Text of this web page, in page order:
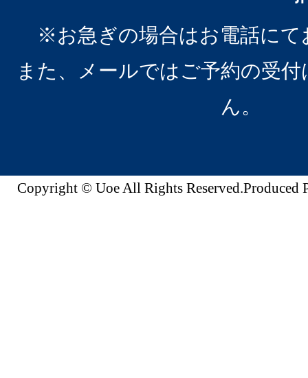
※お急ぎの場合はお電話にて
また、メールではご予約の受
ん。
Copyright © Uoe All Rights Reserved.Produced